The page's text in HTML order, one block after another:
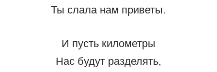
Ты слала нам приветы.
И пусть километры
Нас будут разделять,